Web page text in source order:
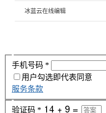
冰蓝云在线编辑
手机号码 *
用户勾选即代表同意
服务条款
验证码 *